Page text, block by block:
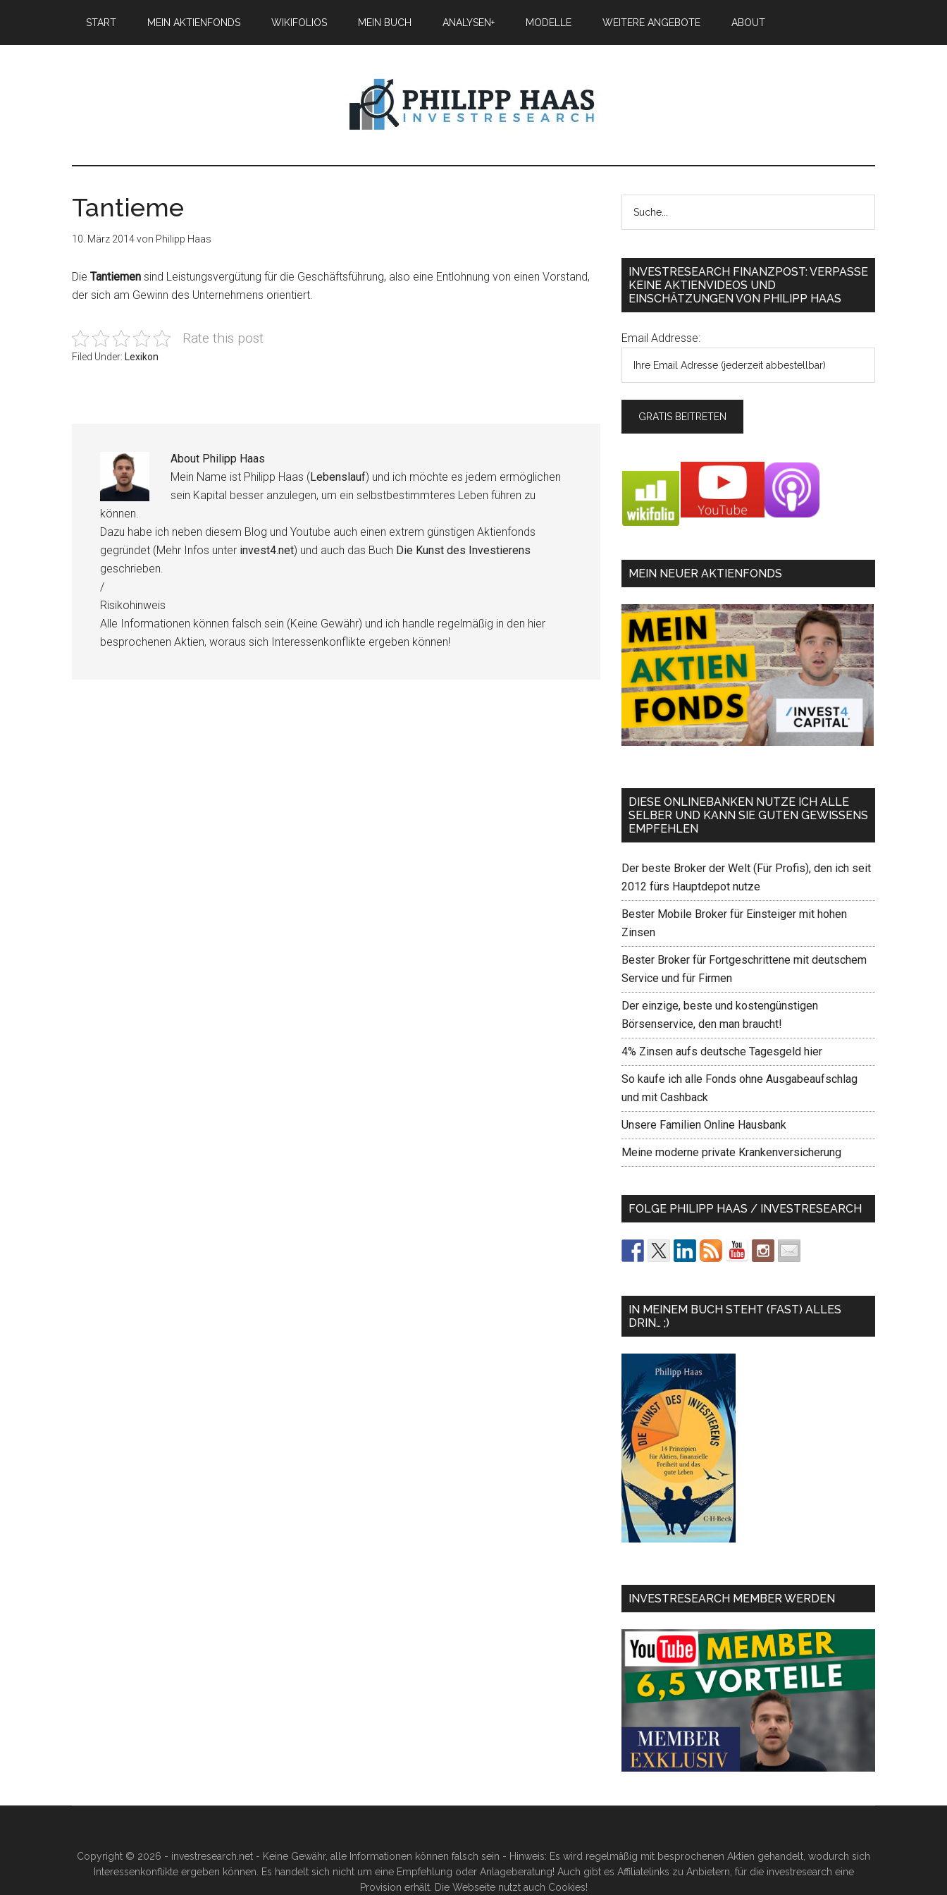
START MEIN AKTIENFONDS WIKIFOLIOS MEIN BUCH ANALYSEN+ MODELLE WEITERE ANGEBOTE ABOUT
Tantieme
10. März 2014von Philipp Haas
Die Tantiemen sind Leistungsvergütung für die Geschäftsführung, also eine Entlohnung von einen Vorstand,
der sich am Gewinn des Unternehmens orientiert.
Rate this post
Filed Under: Lexikon
About Philipp Haas
Mein Name ist Philipp Haas (Lebenslauf) und ich möchte es jedem ermöglichen
sein Kapital besser anzulegen, um ein selbstbestimmteres Leben führen zu
können.
Dazu habe ich neben diesem Blog und Youtube auch einen extrem günstigen Aktienfonds
gegründet (Mehr Infos unter invest4.net) und auch das Buch Die Kunst des Investierens
geschrieben.
/
Risikohinweis
Alle Informationen können falsch sein (Keine Gewähr) und ich handle regelmäßig in den hier
besprochenen Aktien, woraus sich Interessenkonflikte ergeben können!
INVESTRESEARCH FINANZPOST: VERPASSE
KEINE AKTIENVIDEOS UND
EINSCHÄTZUNGEN VON PHILIPP HAAS
Email Addresse:
MEIN NEUER AKTIENFONDS
DIESE ONLINEBANKEN NUTZE ICH ALLE
SELBER UND KANN SIE GUTEN GEWISSENS
EMPFEHLEN
Der beste Broker der Welt (Für Profis), den ich seit
2012 fürs Hauptdepot nutze
Bester Mobile Broker für Einsteiger mit hohen
Zinsen
Bester Broker für Fortgeschrittene mit deutschem
Service und für Firmen
Der einzige, beste und kostengünstigen
Börsenservice, den man braucht!
4% Zinsen aufs deutsche Tagesgeld hier
So kaufe ich alle Fonds ohne Ausgabeaufschlag
und mit Cashback
Unsere Familien Online Hausbank
Meine moderne private Krankenversicherung
FOLGE PHILIPP HAAS / INVESTRESEARCH
IN MEINEM BUCH STEHT (FAST) ALLES
DRIN… ;)
INVESTRESEARCH MEMBER WERDEN
Copyright © 2026 - investresearch.net - Keine Gewähr, alle Informationen können falsch sein - Hinweis: Es wird regelmäßig mit besprochenen Aktien gehandelt, wodurch sich
Interessenkonflikte ergeben können. Es handelt sich nicht um eine Empfehlung oder Anlageberatung! Auch gibt es Affiliatelinks zu Anbietern, für die investresearch eine
Provision erhält. Die Webseite nutzt auch Cookies!